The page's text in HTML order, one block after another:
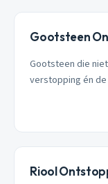
Gootsteen
Gootsteen die
verstopping én
Riool